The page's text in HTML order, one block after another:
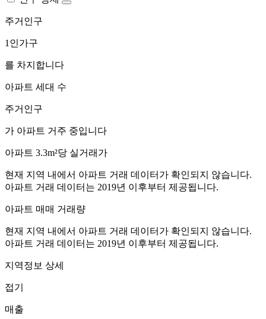
주거인구
1인가구
를 차지합니다
아파트 세대 수
주거인구
가 아파트 거주 중입니다
아파트 3.3m²당 실거래가
현재 지역 내에서 아파트 거래 데이터가 확인되지 않습니다.
아파트 거래 데이터는 2019년 이후부터 제공됩니다.
아파트 매매 거래량
현재 지역 내에서 아파트 거래 데이터가 확인되지 않습니다.
아파트 거래 데이터는 2019년 이후부터 제공됩니다.
지역정보 상세
접기
매출